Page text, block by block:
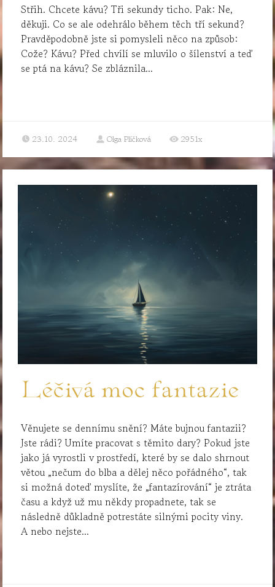
Střih. Chcete kávu? Tři sekundy ticho. Pak: Ne,
děkuji. Co se ale odehrálo během těch tří sekund?
Pravděpodobně jste si pomysleli něco na způsob:
Cože? Kávu? Před chvílí se mluvilo o šílenství a teď
se ptá na kávu? Se zbláznila...
23.10. 2024 Olga Plíčková 2951x
Léčivá moc fantazie
Věnujete se dennímu snění? Máte bujnou fantazii?
Jste rádi? Umíte pracovat s těmito dary? Pokud jste
jako já vyrostli v prostředí, které by se dalo shrnout
větou „nečum do blba a dělej něco pořádného“, tak
si možná doteď myslíte, že „fantazírování“ je ztráta
času a když už mu někdy propadnete, tak se
následně důkladně potrestáte silnými pocity viny.
A nebo nejste...